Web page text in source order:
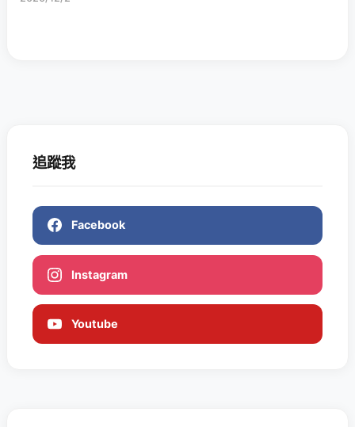
追蹤我
Facebook
Instagram
Youtube